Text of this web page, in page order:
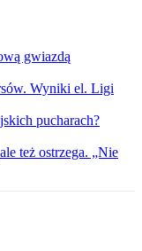
gwiazdą
Wyniki el. Ligi
pucharach?
też ostrzega. „Nie